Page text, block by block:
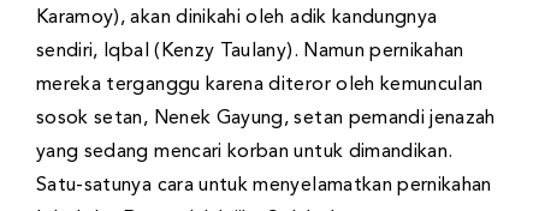
Karamoy), akan dinikahi oleh adik kandungnya
sendiri, Iqbal (Kenzy Taulany). Namun pernikahan
mereka terganggu karena diteror oleh kemunculan
sosok setan, Nenek Gayung, setan pemandi jenazah
yang sedang mencari korban untuk dimandikan.
Satu-satunya cara untuk menyelamatkan pernikahan